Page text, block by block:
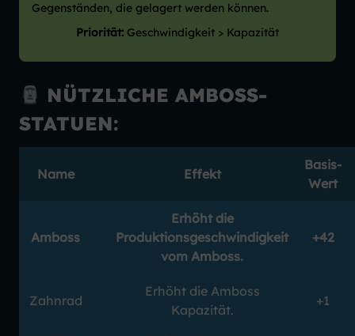
Gegenständen, die gelagert werden können.
Priorität:Geschwindigkeit > Kapazität
NÜTZLICHE AMBOSS-
STATUEN:
Name Effekt
Basis-
Wert
Amboss
Erhöht die
Produktionsgeschwindigkeit
vom Amboss.
+42
Zahnrad
Erhöht die Amboss
Kapazität.
+1